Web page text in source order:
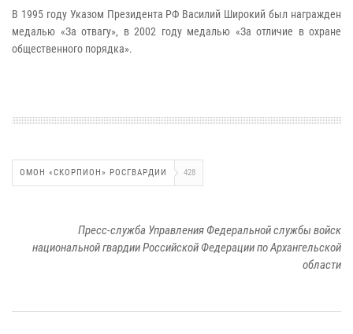
В 1995 году Указом Президента РФ Василий Широкий был награжден
медалью «За отвагу», в 2002 году медалью «За отличие в охране
общественного порядка».
ОМОН «СКОРПИОН» РОСГВАРДИИ 428
Пресс-служба Управления Федеральной службы войск
национальной гвардии Российской Федерации по Архангельской
области